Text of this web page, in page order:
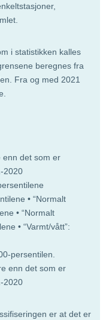
i statistikken kalles
beregnes fra
Fra og med 2021
enn det som er
2020
• “Normalt
• “Normalt
• “Varmt/vått”:
persentilen.
enn det som er
2020
er at det er